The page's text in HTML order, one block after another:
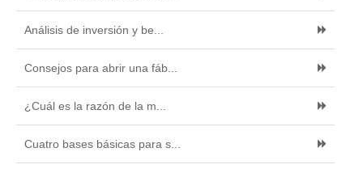
Análisis de inversión y be...
Consejos para abrir una fáb...
¿Cuál es la razón de la m...
Cuatro bases básicas para s...